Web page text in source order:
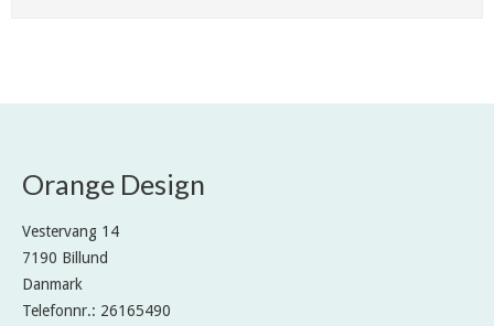
Orange Design
Vestervang 14
7190 Billund
Danmark
Telefonnr.: 26165490